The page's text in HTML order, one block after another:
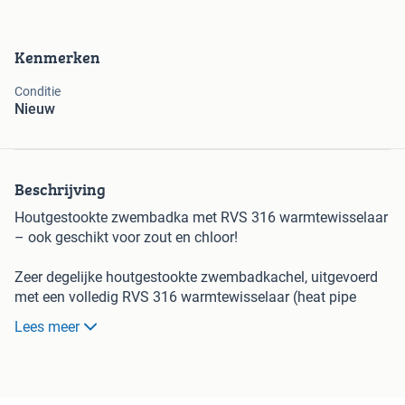
Kenmerken
Conditie
Nieuw
Beschrijving
Houtgestookte zwembadka met RVS 316 warmtewisselaar
– ook geschikt voor zout en chloor!
Zeer degelijke houtgestookte zwembadkachel, uitgevoerd
met een volledig RVS 316 warmtewisselaar (heat pipe
systeem). Dankzij het gebruik van RVS 316 is deze kachel
uitstekend bestand tegen zowel chloor als zout water. Ook
Lees meer